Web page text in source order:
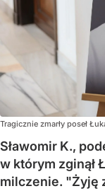
Tragicznie zmarły poseł
Sławomir K.,
w którym zginął
milczenie. "Żyję